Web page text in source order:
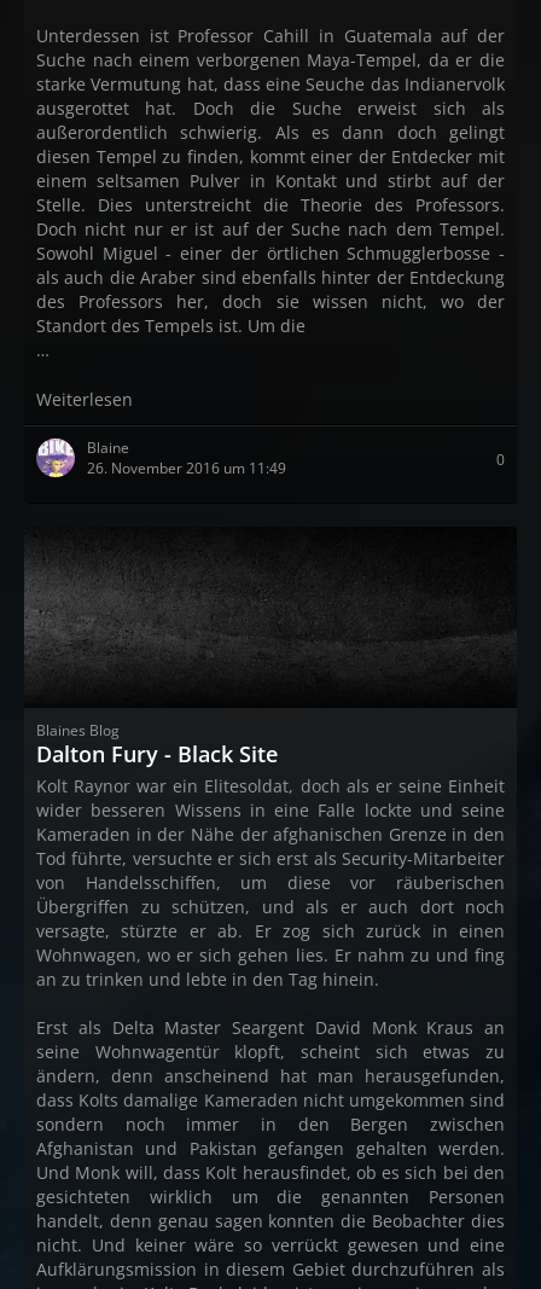
Unterdessen ist Professor Cahill in Guatemala auf der
Suche nach einem verborgenen Maya-Tempel, da er die
starke Vermutung hat, dass eine Seuche das Indianervolk
ausgerottet hat. Doch die Suche erweist sich als
außerordentlich schwierig. Als es dann doch gelingt
diesen Tempel zu finden, kommt einer der Entdecker mit
einem seltsamen Pulver in Kontakt und stirbt auf der
Stelle. Dies unterstreicht die Theorie des Professors.
Doch nicht nur er ist auf der Suche nach dem Tempel.
Sowohl Miguel - einer der örtlichen Schmugglerbosse -
als auch die Araber sind ebenfalls hinter der Entdeckung
des Professors her, doch sie wissen nicht, wo der
Standort des Tempels ist. Um die
…
Weiterlesen
Blaine
26. November 2016 um 11:49
0
Blaines Blog
Dalton Fury - Black Site
Kolt Raynor war ein Elitesoldat, doch als er seine Einheit
wider besseren Wissens in eine Falle lockte und seine
Kameraden in der Nähe der afghanischen Grenze in den
Tod führte, versuchte er sich erst als Security-Mitarbeiter
von Handelsschiffen, um diese vor räuberischen
Übergriffen zu schützen, und als er auch dort noch
versagte, stürzte er ab. Er zog sich zurück in einen
Wohnwagen, wo er sich gehen lies. Er nahm zu und fing
an zu trinken und lebte in den Tag hinein.
Erst als Delta Master Seargent David Monk Kraus an
seine Wohnwagentür klopft, scheint sich etwas zu
ändern, denn anscheinend hat man herausgefunden,
dass Kolts damalige Kameraden nicht umgekommen sind
sondern noch immer in den Bergen zwischen
Afghanistan und Pakistan gefangen gehalten werden.
Und Monk will, dass Kolt herausfindet, ob es sich bei den
gesichteten wirklich um die genannten Personen
handelt, denn genau sagen konnten die Beobachter dies
nicht. Und keiner wäre so verrückt gewesen und eine
Aufklärungsmission in diesem Gebiet durchzuführen als